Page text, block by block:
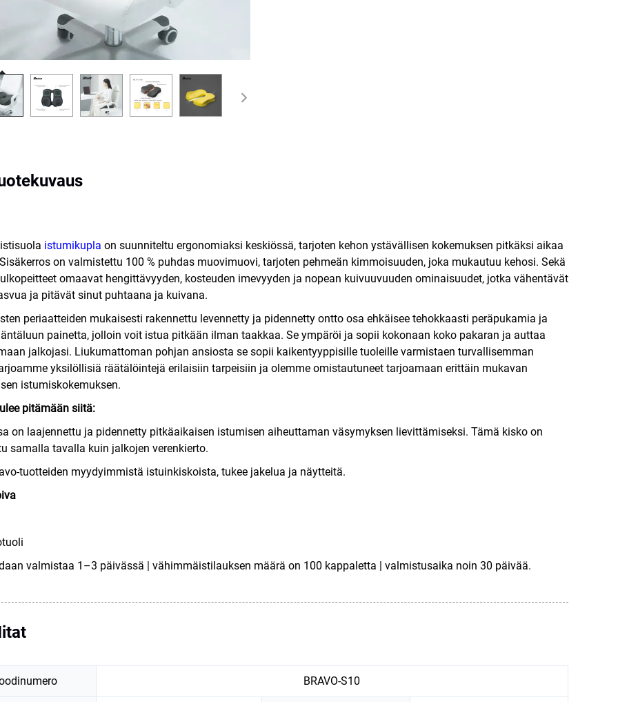
istumikupla on suunniteltu ergonomiaksi keskiössä, tarjoten kehon ystävällisen kokemuksen pitkäksi aikaa
on valmistettu 100 % puhdas muovimuovi, tarjoten pehmeän kimmoisuuden, joka mukautuu kehosi. Sekä
omaavat hengittävyyden, kosteuden imevyyden ja nopean kuivuuvuuden ominaisuudet, jotka vähentävät
ja pitävät sinut puhtaana ja kuivana.
periaatteiden mukaisesti rakennettu levennetty ja pidennetty ontto osa ehkäisee tehokkaasti peräpukamia ja
painetta, jolloin voit istua pitkään ilman taakkaa. Se ympäröi ja sopii kokonaan koko pakaran ja auttaa
jalkojasi. Liukumattoman pohjan ansiosta se sopii kaikentyyppisille tuoleille varmistaen turvallisemman
yksilöllisiä räätälöintejä erilaisiin tarpeisiin ja olemme omistautuneet tarjoamaan erittäin mukavan
istumiskokemuksen.
pitämään siitä:
on laajennettu ja pidennetty pitkäaikaisen istumisen aiheuttaman väsymyksen lievittämiseksi. Tämä kisko on
samalla tavalla kuin jalkojen verenkierto.
tuotteiden myydyimmistä istuinkiskoista, tukee jakelua ja näytteitä.
valmistaa 1–3 päivässä | vähimmäistilauksen määrä on 100 kappaletta | valmistusaika noin 30 päivää.
BRAVO-S10